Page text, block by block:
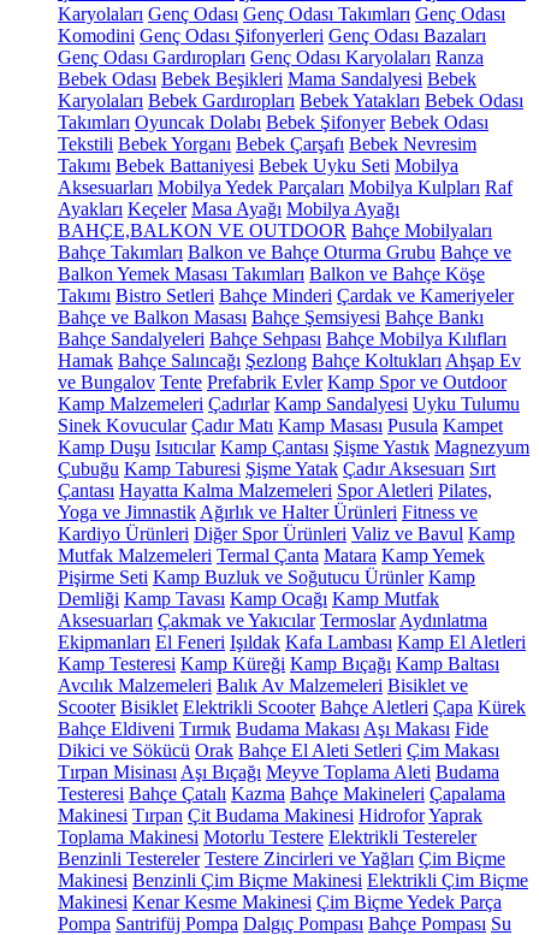
Karyolaları Genç Odası Genç Odası Takımları Genç Odası
Komodini Genç Odası Şifonyerleri Genç Odası Bazaları
Genç Odası Gardıropları Genç Odası Karyolaları Ranza
Bebek Odası Bebek Beşikleri Mama Sandalyesi Bebek
Karyolaları Bebek Gardıropları Bebek Yatakları Bebek Odası
Takımları Oyuncak Dolabı Bebek Şifonyer Bebek Odası
Tekstili Bebek Yorganı Bebek Çarşafı Bebek Nevresim
Takımı Bebek Battaniyesi Bebek Uyku Seti Mobilya
Aksesuarları Mobilya Yedek Parçaları Mobilya Kulpları Raf
Ayakları Keçeler Masa Ayağı Mobilya Ayağı
BAHÇE,BALKON VE OUTDOOR Bahçe Mobilyaları
Bahçe Takımları Balkon ve Bahçe Oturma Grubu Bahçe ve
Balkon Yemek Masası Takımları Balkon ve Bahçe Köşe
Takımı Bistro Setleri Bahçe Minderi Çardak ve Kameriyeler
Bahçe ve Balkon Masası Bahçe Şemsiyesi Bahçe Bankı
Bahçe Sandalyeleri Bahçe Sehpası Bahçe Mobilya Kılıfları
Hamak Bahçe Salıncağı Şezlong Bahçe Koltukları Ahşap Ev
ve Bungalov Tente Prefabrik Evler Kamp Spor ve Outdoor
Kamp Malzemeleri Çadırlar Kamp Sandalyesi Uyku Tulumu
Sinek Kovucular Çadır Matı Kamp Masası Pusula Kampet
Kamp Duşu Isıtıcılar Kamp Çantası Şişme Yastık Magnezyum
Çubuğu Kamp Taburesi Şişme Yatak Çadır Aksesuarı Sırt
Çantası Hayatta Kalma Malzemeleri Spor Aletleri Pilates,
Yoga ve Jimnastik Ağırlık ve Halter Ürünleri Fitness ve
Kardiyo Ürünleri Diğer Spor Ürünleri Valiz ve Bavul Kamp
Mutfak Malzemeleri Termal Çanta Matara Kamp Yemek
Pişirme Seti Kamp Buzluk ve Soğutucu Ürünler Kamp
Demliği Kamp Tavası Kamp Ocağı Kamp Mutfak
Aksesuarları Çakmak ve Yakıcılar Termoslar Aydınlatma
Ekipmanları El Feneri Işıldak Kafa Lambası Kamp El Aletleri
Kamp Testeresi Kamp Küreği Kamp Bıçağı Kamp Baltası
Avcılık Malzemeleri Balık Av Malzemeleri Bisiklet ve
Scooter Bisiklet Elektrikli Scooter Bahçe Aletleri Çapa Kürek
Bahçe Eldiveni Tırmık Budama Makası Aşı Makası Fide
Dikici ve Sökücü Orak Bahçe El Aleti Setleri Çim Makası
Tırpan Misinası Aşı Bıçağı Meyve Toplama Aleti Budama
Testeresi Bahçe Çatalı Kazma Bahçe Makineleri Çapalama
Makinesi Tırpan Çit Budama Makinesi HidroforYaprak
Toplama Makinesi Motorlu Testere Elektrikli Testereler
Benzinli Testereler Testere Zincirleri ve Yağları Çim Biçme
Makinesi Benzinli Çim Biçme Makinesi Elektrikli Çim Biçme
Makinesi Kenar Kesme Makinesi Çim Biçme Yedek Parça
Pompa Santrifüj Pompa Dalgıç Pompası Bahçe Pompası Su